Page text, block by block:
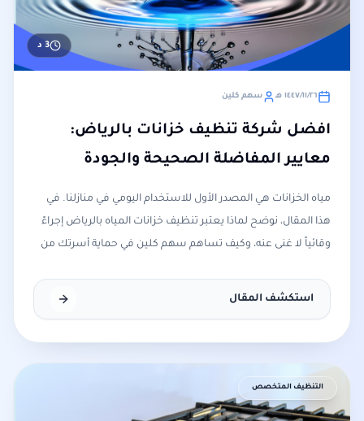
3 د
٢٦‏/١١‏/١٤٤٧ هـ سهم كلين
افضل شركة تنظيف خزانات بالرياض:
معايير المفاضلة الصحيحة والجودة
مياه الخزانات هي المصدر الأول للاستخدام اليومي في منازلنا. في
هذا المقال، نوضح لماذا يعتبر تنظيف خزانات المياه بالرياض إجراءً
وقائياً لا غنى عنه، وكيف تساهم سهم كلين في حماية أسرتك من
استكشف المقال
التنظيف المتخصص